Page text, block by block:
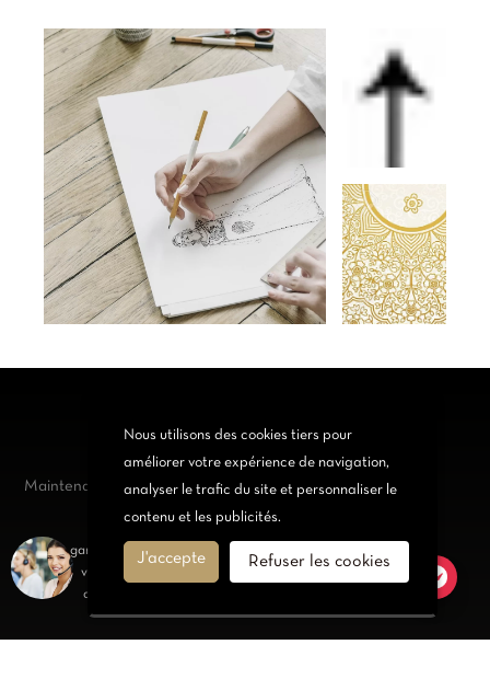
Nous utilisons des cookies tiers pour
améliorer votre expérience de navigation,
analyser le trafic du site et personnaliser le
contenu et les publicités.
J'accepte Refuser les cookies
Maintenant en promos
OrientaleTendance.com met en promotion une large
gamme de robe Kabyle, Caftan, Karakou et Djellaba. Nous
vous invitons à découvrir également les foulard et bien
d'autres bijoux traditionnelles Algériens et Marocains.